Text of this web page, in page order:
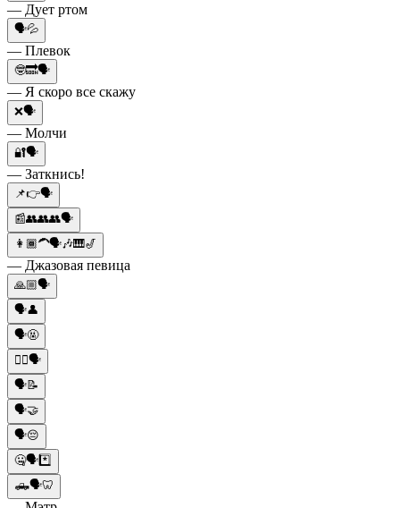
— Дует ртом
🗣️💦
— Плевок
🤓🔜🗣️
— Я скоро все скажу
❌🗣️
— Молчи
🔐🗣️
— Заткнись!
📌👉🗣️
📰👥👥👥🗣️
👩🏾‍🦱🗣️🎶🎹🎷
— Джазовая певица
🙏🏼🗣️
🗣️👤
🗣️🤬
🙇‍♀️🗣️
🗣️📝
🗣️🤝
🗣️😔
🤐🗣️*️⃣
🛻🗣️🦷